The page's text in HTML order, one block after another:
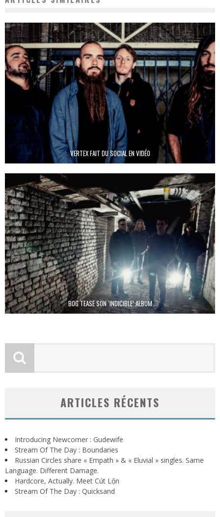
VERTEX FAIT DU SOCIAL EN VIDÉO
BOG TEASE SON ‘INDICIBLE’ ALBUM
ARTICLES RÉCENTS
Introducing Newcomer : Gudewife
Stream Of The Day : Boundaries
Russian Circles share « Empath » & « Eluvial » singles. Same
Language. Different Damage.
Hardcore, Actually. Meet Cút Lộn
Stream Of The Day : Quicksand